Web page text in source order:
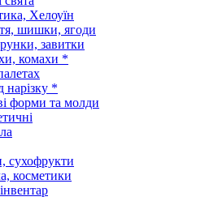
Хелоуїн
шишки, ягоди
завитки
комахи *
нарізку *
форми та молди
сухофрукти
косметики